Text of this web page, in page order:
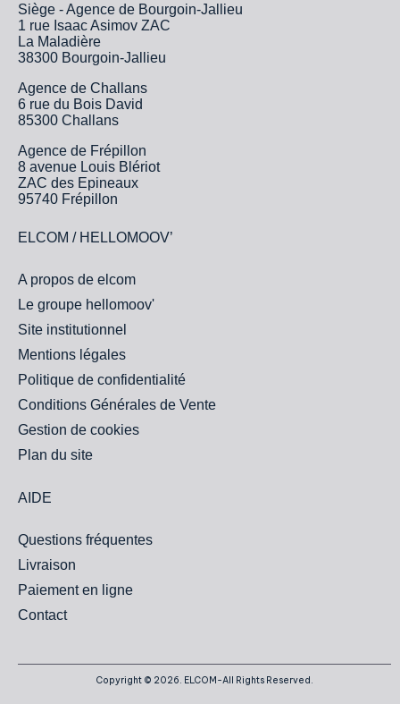
Siège - Agence de Bourgoin-Jallieu
1 rue Isaac Asimov ZAC
La Maladière
38300 Bourgoin-Jallieu
Agence de Challans
6 rue du Bois David
85300 Challans
Agence de Frépillon
8 avenue Louis Blériot
ZAC des Epineaux
95740 Frépillon
ELCOM / HELLOMOOV’
A propos de elcom
Le groupe hellomoov'
Site institutionnel
Mentions légales
Politique de confidentialité
Conditions Générales de Vente
Gestion de cookies
Plan du site
AIDE
Questions fréquentes
Livraison
Paiement en ligne
Contact
Copyright © 2026. ELCOM-All Rights Reserved.